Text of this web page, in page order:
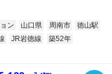
ン 山口県 周南市
徳山駅
JR岩徳線
築52年